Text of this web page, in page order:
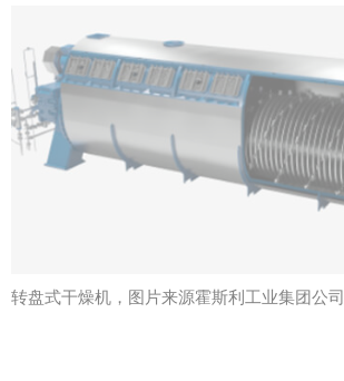
转盘式干燥机，图片来源霍斯利工业集团公司